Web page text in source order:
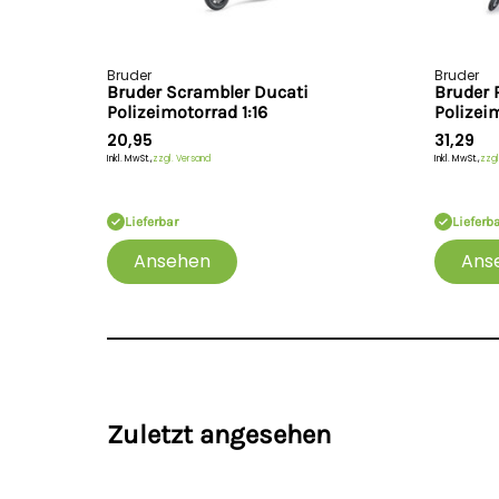
Bruder
Bruder Scrambler Ducati
Polizeimotorrad 1:16
20,95
Inkl. MwSt.,zzgl. Versand
Lieferbar
Ansehen
Bruder
Bruder
31,29
Inkl. MwSt.,
Zuletzt angesehen